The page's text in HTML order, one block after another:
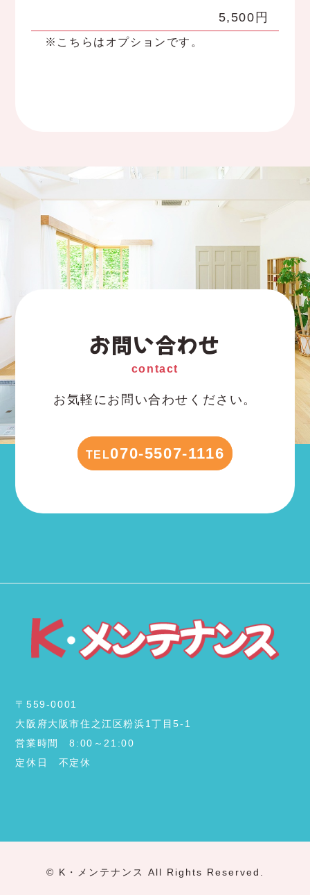
5,500円
※こちらはオプションです。
お問い合わせ
contact
お気軽にお問い合わせください。
TEL070-5507-1116
〒559-0001
大阪府大阪市住之江区粉浜1丁目5-1
営業時間 8:00～21:00
定休日 不定休
© K・メンテナンス All Rights Reserved.